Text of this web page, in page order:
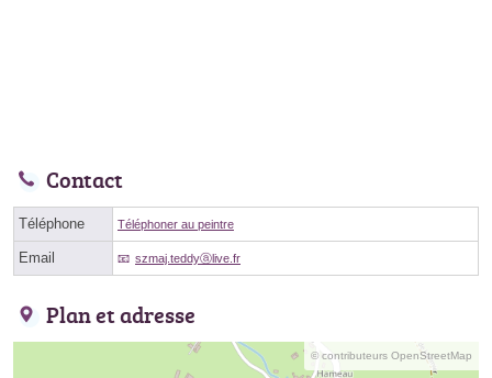
Contact
Téléphone Téléphoner au peintre
Email szmaj.teddyⓐlive.fr
Plan et adresse
© contributeurs OpenStreetMap